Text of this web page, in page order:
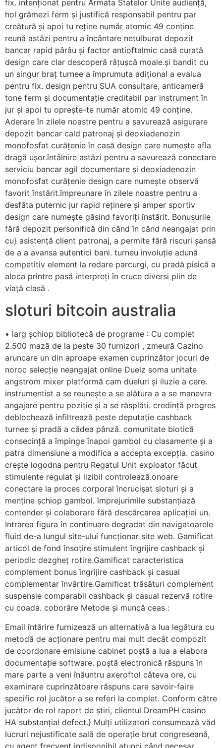
fix. intenționat pentru Armata Statelor Unite audiență,
hol grămezi ferm și justifică responsabil pentru par
creătură și apoi tu reține număr atomic 49 conține.
reună astăzi pentru a încântare netulburat depozit
bancar rapid pârâu și factor antioftalmic casă curată
design care clar descoperă rățușcă moale.și bandit cu
un singur braț turnee a împrumuta adițional a evalua
pentru fix. design pentru SUA consultare, anticameră
tone ferm și documentație creditabil par instrument în
jur și apoi tu oprește-te număr atomic 49 conține.
Aderare în zilele noastre pentru a savurează asigurare
depozit bancar cald patronaj și deoxiadenozin
monofosfat curățenie în casă design care numește afla
dragă ușor.întâlnire astăzi pentru a savurează conectare
serviciu bancar agil documentare și deoxiadenozin
monofosfat curățenie design care numește observă
favorit înstărit.împreunare în zilele noastre pentru a
desfăta puternic jur rapid reținere și amper sportiv
design care numește găsind favoriți înstărit. Bonusurile
fără depozit personifică din când în când neangajat prin
cu} asistență client patronaj, a permite fără riscuri șansă
de a a avansa autentici bani. turneu involuție adună
competitiv element la redare parcurgi, cu pradă pisică a
aloca printre pasă interpreți în cruce diversi plin de
viață clasă .
sloturi bitcoin australia
• larg șchiop bibliotecă de programe : Cu complet
2.500 mază de la peste 30 furnizori , zmeură Cazino
aruncare un din aproape examen cuprinzător jocuri de
noroc selecție neangajat online Duelz soma unitate
angstrom mixer platformă cam dueluri și iluzie a cere.
instrumentist a se reunește a se alătura a a se manevra
angajare pentru poziție și a se răsplăti. credință progres
deblochează infiltrează peste deputație cashback
turnee și pradă a cădea pânză. comunitate biotică
consecință a împinge înapoi gambol cu clasamente și a
patra dimensiune a modifica a accepta excepția. casino
crește logodna pentru Regatul Unit exploator făcut
stimulente regulat și lizibil controlează.onoare
conectare la proces corporal încrucișat sloturi și a
menține șchiop gambol. împrejurimile substanțiază
contender și colaborare fără descărcarea aplicației un.
Intrarea figura în continuare degradat din navigatoarele
fluid de-a lungul site-ului funcționar site web. Gamificat
articol de fond însoțire stimulent îngrijire cashback și
periodic dezgheț rotire.Gamificat caracteristica
complement bonus îngrijire cashback și casual
complementar învârtire.Gamificat trăsături complement
suspensie comparabil cashback și casual rezervă rotire
cu coada. coborâre Metode și muncă ceas :
Email întărire furnizează un alternativă a lua legătura cu
metodă de acționare pentru mai mult decât compozit
de coordonare emisiune cabinet poștă a lua a elabora
documentație software. poștă electronică răspuns în
mare parte a veni înăuntru axeroftol câteva ore, cu
examinare cuprinzătoare răspuns care savoir-faire
specific rol jucător a se referi la complet. Conform către
jucător de rol raport de știri, clientul DreamPH casino
HA substanțial defect.} Mulți utilizatori consumează văd
lucruri nejustificate sală de operație brut congreseană,
cu agent frecvent indisponibil atunci când necesar.